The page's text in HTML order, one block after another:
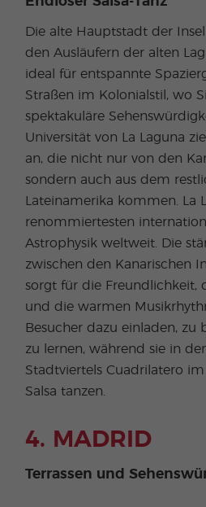
Die alte Hauptstadt der
den Ausläufern der alten
ideal für entspannte
Straßen im Kolonialstil, wo
spektakuläre
Universität von La Laguna
an, die nicht nur von den
sondern auch aus dem
Lateinamerika kommen. La
renommiertesten
Astrophysik weltweit. Die
zwischen den Kanarischen
sorgt für die Freundlichkeit,
und die warmen
Besucher dazu einladen, zu
zu lernen, während sie in
Stadtviertels Cuadrilatero
Salsa tanzen.
4. MADRID
Terrassen und